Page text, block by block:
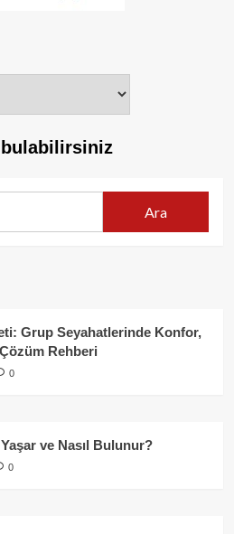
Grup Seyahatlerinde Konfor,
Rehberi
0
ve Nasıl Bulunur?
0